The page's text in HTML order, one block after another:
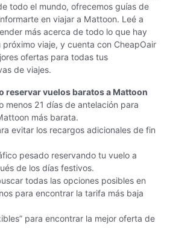
todo el mundo, ofrecemos guías de
en viajar a Mattoon. Leé a
más acerca de todo lo que hay
viaje, y cuenta con CheapOair
ofertas para todas tus
de viajes.
reservar vuelos baratos a Mattoon
menos 21 días de antelación para
más barata.
evitar los recargos adicionales de fin
pesado reservando tu vuelo a
de los días festivos.
todas las opciones posibles en
para encontrar la tarifa más baja
para encontrar la mejor oferta de